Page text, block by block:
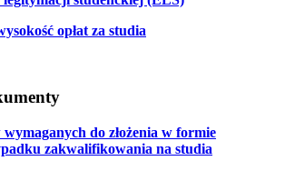
opłat za studia
do złożenia w formie
zakwalifikowania na studia